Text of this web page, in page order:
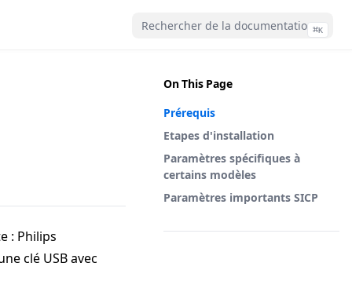
⌘K
On This Page
Prérequis
Etapes d'installation
Paramètres spécifiques à
certains modèles
Paramètres importants SICP
: Philips
clé USB avec